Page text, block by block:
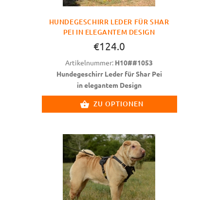
HUNDEGESCHIRR LEDER FÜR SHAR
PEI IN ELEGANTEM DESIGN
€124.0
Artikelnummer: H10##1053
Hundegeschirr Leder für Shar Pei
in elegantem Design
ZU OPTIONEN